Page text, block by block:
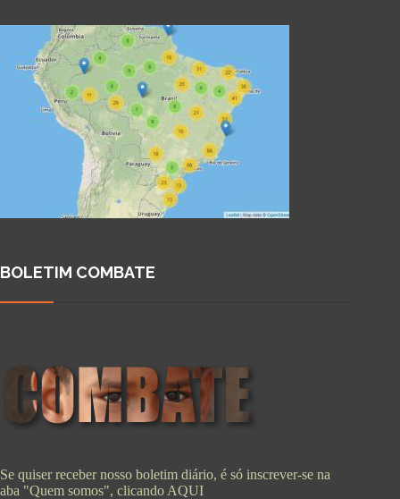
BOLETIM COMBATE
Se quiser receber nosso boletim diário, é só inscrever-se na
aba "Quem somos", clicando AQUI